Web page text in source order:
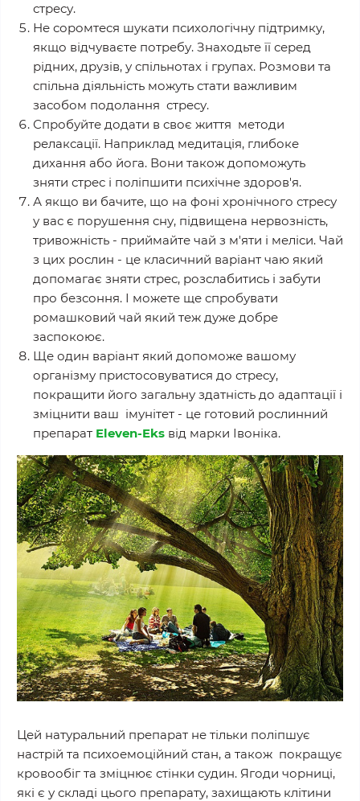
стресу.
Не соромтеся шукати психологічну підтримку,
якщо відчуваєте потребу. Знаходьте її серед
рідних, друзів, у спільнотах і групах. Розмови та
спільна діяльність можуть стати важливим
засобом подолання стресу.
Спробуйте додати в своє життя методи
релаксації. Наприклад медитація, глибоке
дихання або йога. Вони також допоможуть
зняти стрес і поліпшити психічне здоров'я.
А якщо ви бачите, що на фоні хронічного стресу
у вас є порушення сну, підвищена нервозність,
тривожність - приймайте чай з м'яти і меліси. Чай
з цих рослин - це класичний варіант чаю який
допомагає зняти стрес, розслабитись і забути
про безсоння. І можете ще спробувати
ромашковий чай який теж дуже добре
заспокоює.
Ще один варіант який допоможе вашому
організму пристосовуватися до стресу,
покращити його загальну здатність до адаптації і
зміцнити ваш імунітет - це готовий рослинний
препарат Eleven-Eks від марки Івоніка.
Цей натуральний препарат не тільки поліпшує
настрій та психоемоційний стан, а також покращує
кровообіг та зміцнює стінки судин. Ягоди чорниці,
які є у складі цього препарату, захищають клітини